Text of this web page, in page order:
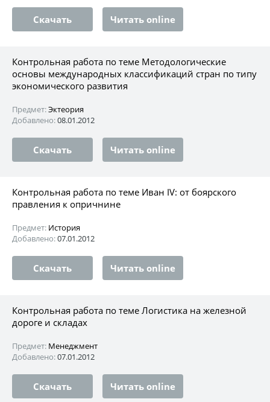
Скачать Читать online
Контрольная работа по теме Методологические
основы международных классификаций стран по типу
экономического развития
Предмет:Эктеория
Добавлено:08.01.2012
Скачать Читать online
Контрольная работа по теме Иван IV: от боярского
правления к опричнине
Предмет: История
Добавлено:07.01.2012
Скачать Читать online
Контрольная работа по теме Логистика на железной
дороге и складах
Предмет: Менеджмент
Добавлено:07.01.2012
Скачать Читать online